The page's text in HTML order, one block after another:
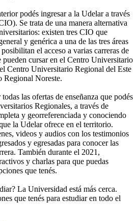
podés ingresar a la Udelar a través
Se trata de una manera alternativa
existen tres CIO que
y genérica a una de las tres áreas
el acceso a varias carreras de
cursar en el Centro Universitario
Centro Universitario Regional del Este
Regional Noreste.
las ofertas de enseñanza que podés
Regionales, a través de
y georreferenciada y conociendo
la Udelar ofrece en el territorio.
videos y audios con los testimonios
y egresadas para conocer las
También durante el 2021,
y charlas para que puedas
que tenés.
La Universidad está más cerca.
que tenés para estudiar en todo el